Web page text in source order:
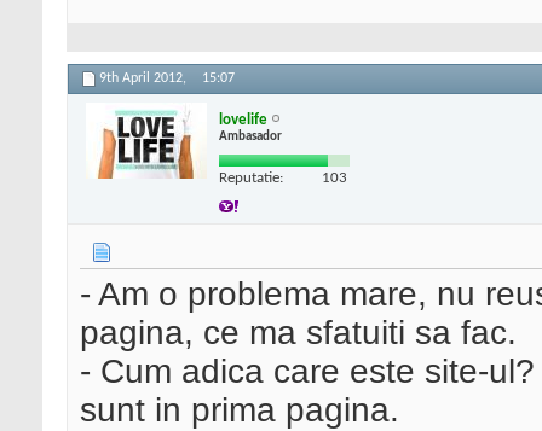
9th April 2012, 15:07
lovelife
Ambasador
Reputatie: 103
- Am o problema mare, nu
pagina, ce ma sfatuiti sa fac.
- Cum adica care este site-
sunt in prima pagina.